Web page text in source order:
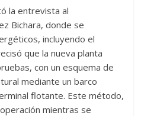
la entrevista al
Bichara, donde se
incluyendo el
que la nueva planta
con un esquema de
mediante un barco
flotante. Este método,
mientras se